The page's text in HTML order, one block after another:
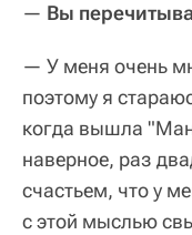
— Вы
— У меня очень
поэтому я
когда вышла
наверное, раз
счастьем, что у
с этой мыслью